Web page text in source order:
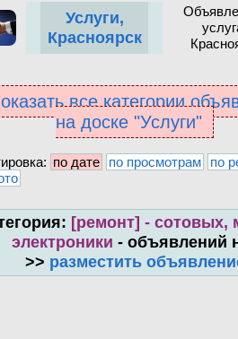
Услуги,
Красноярск
все категории
на доске "Услуги"
по дате по просмотрам
по
[ремонт] - сотовых,
электроники - объявлений
>> разместить